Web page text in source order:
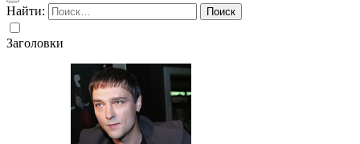
Найти:
Заголовки